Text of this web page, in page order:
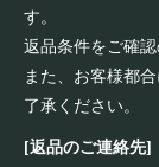
す。
返品条件をご確
また、お客様都
了承ください。
[返品のご連絡先]